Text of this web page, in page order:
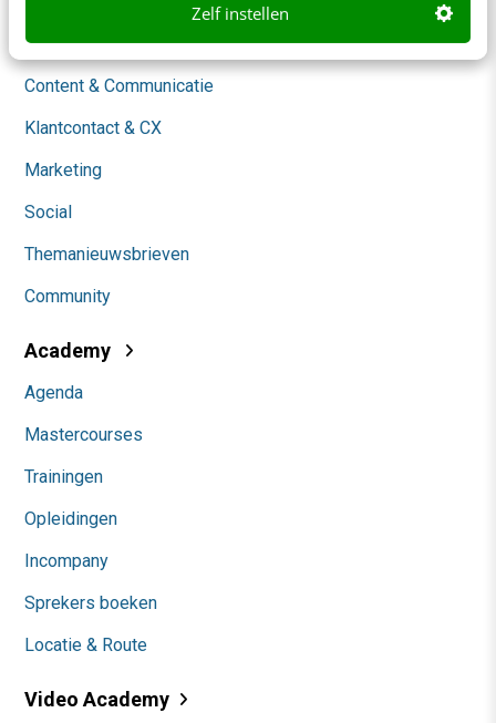
Zelf instellen
AI & Tech
Content & Communicatie
Klantcontact & CX
Marketing
Social
Themanieuwsbrieven
Community
Academy
Agenda
Mastercourses
Trainingen
Opleidingen
Incompany
Sprekers boeken
Locatie & Route
Video Academy